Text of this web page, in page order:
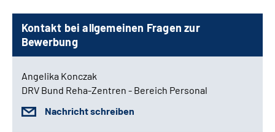
Kontakt bei allgemeinen Fragen zur
Bewerbung
Angelika Konczak
DRV Bund Reha-Zentren - Bereich Personal
Nachricht schreiben